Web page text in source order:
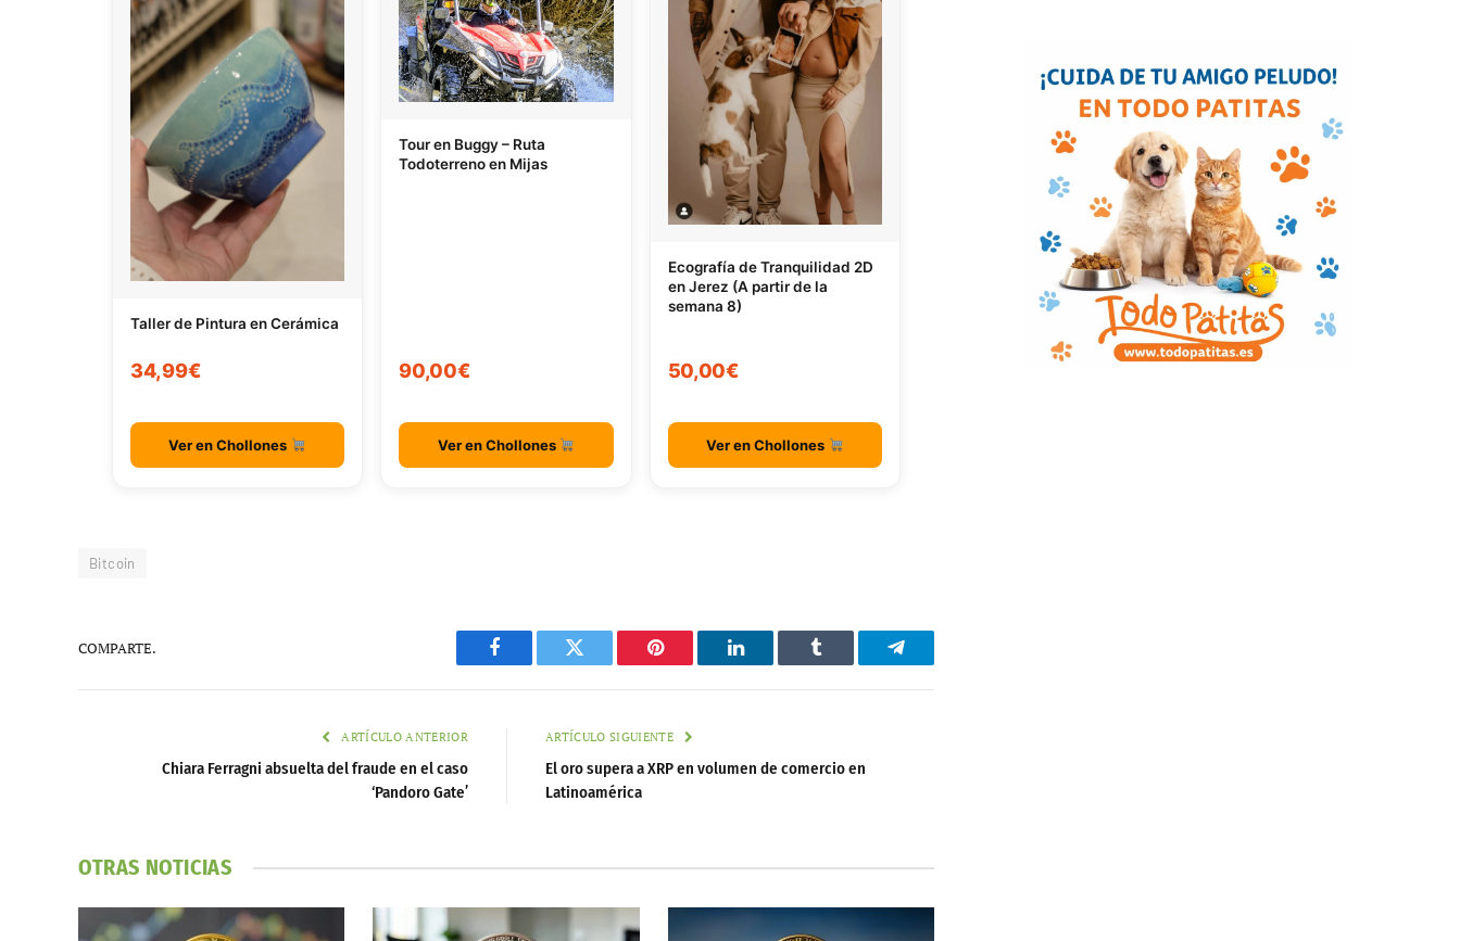
Taller de Pintura en Cerámica
34,99€
Ver en Chollones
Tour en Buggy – Ruta
Todoterreno en Mijas
90,00€
Ver en Chollones
Ecografía de Tranquilidad 2D
en Jerez (A partir de la
semana 8)
50,00€
Ver en Chollones
Bitcoin
COMPARTE.
Facebook Twitter Pinterest LinkedIn Tumblr Telegram
ARTÍCULO ANTERIOR
Chiara Ferragni absuelta del fraude en el caso
‘Pandoro Gate’
ARTÍCULO SIGUIENTE
El oro supera a XRP en volumen de comercio en
Latinoamérica
OTRAS NOTICIAS